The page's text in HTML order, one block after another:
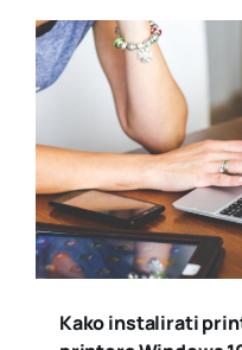
Kako instalirati